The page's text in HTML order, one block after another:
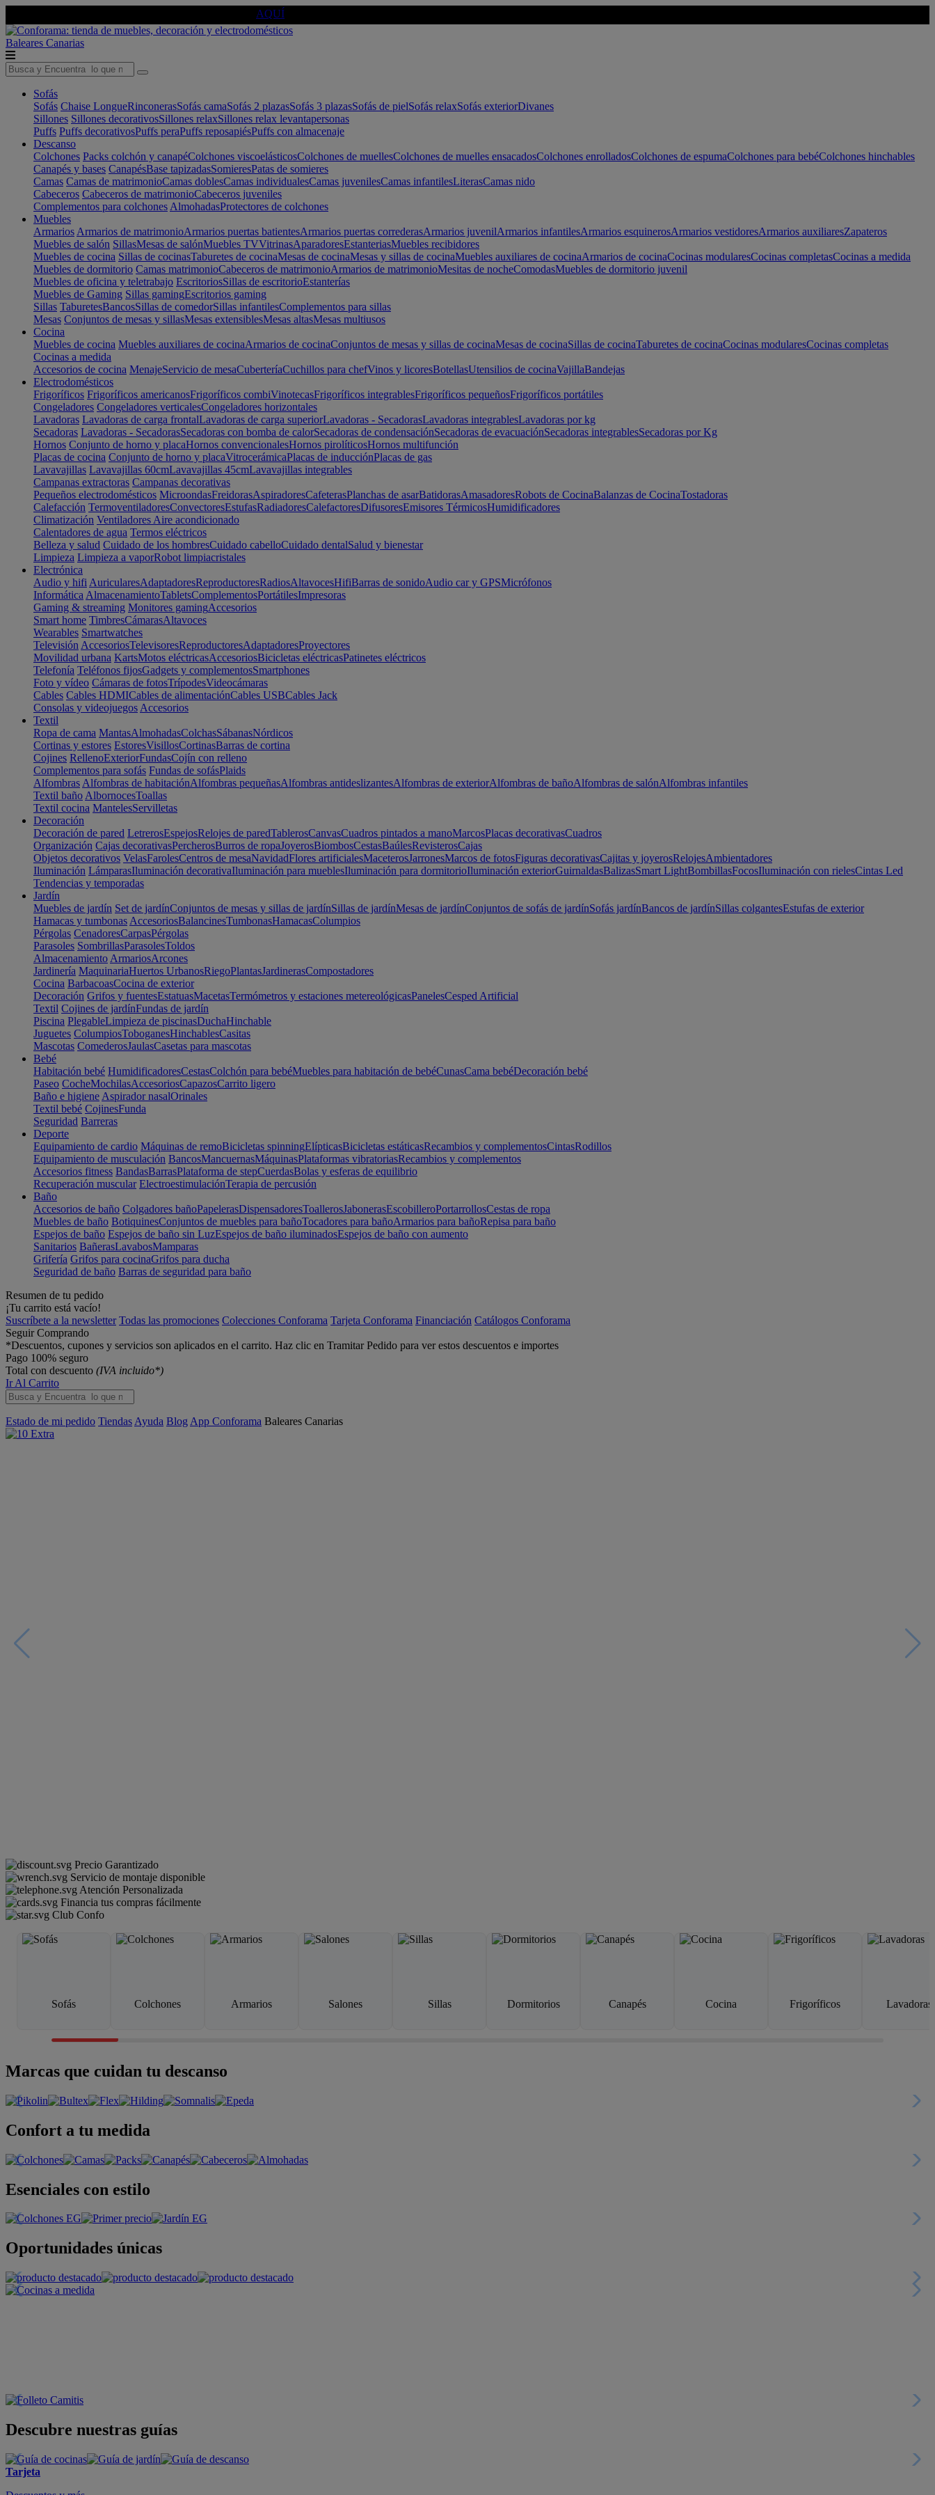
AQUÍ
Baleares Canarias
Sofás
Sofás Chaise LongueRinconerasSofás camaSofás 2 plazasSofás 3 plazasSofás de pielSofás relaxSofás exteriorDivanes
Sillones Sillones decorativosSillones relaxSillones relax levantapersonas
Puffs Puffs decorativosPuffs peraPuffs reposapiésPuffs con almacenaje
Descanso
Colchones Packs colchón y canapéColchones viscoelásticosColchones de muellesColchones de muelles ensacadosColchones enrolladosColchones de espumaColchones para bebéColchones hinchables
Canapés y bases CanapésBase tapizadasSomieresPatas de somieres
Camas Camas de matrimonioCamas doblesCamas individualesCamas juvenilesCamas infantilesLiterasCamas nido
Cabeceros Cabeceros de matrimonioCabeceros juveniles
Complementos para colchones AlmohadasProtectores de colchones
Muebles
Armarios Armarios de matrimonioArmarios puertas batientesArmarios puertas correderasArmarios juvenilArmarios infantilesArmarios esquinerosArmarios vestidoresArmarios auxiliaresZapateros
Muebles de salón SillasMesas de salónMuebles TVVitrinasAparadoresEstanteriasMuebles recibidores
Muebles de cocina Sillas de cocinasTaburetes de cocinaMesas de cocinaMesas y sillas de cocinaMuebles auxiliares de cocinaArmarios de cocinaCocinas modularesCocinas completasCocinas a medida
Muebles de dormitorio Camas matrimonioCabeceros de matrimonioArmarios de matrimonioMesitas de nocheComodasMuebles de dormitorio juvenil
Muebles de oficina y teletrabajo EscritoriosSillas de escritorioEstanterías
Muebles de Gaming Sillas gamingEscritorios gaming
Sillas TaburetesBancosSillas de comedorSillas infantilesComplementos para sillas
Mesas Conjuntos de mesas y sillasMesas extensiblesMesas altasMesas multiusos
Cocina
Muebles de cocina Muebles auxiliares de cocinaArmarios de cocinaConjuntos de mesas y sillas de cocinaMesas de cocinaSillas de cocinaTaburetes de cocinaCocinas modularesCocinas completas
Cocinas a medida
Accesorios de cocina MenajeServicio de mesaCuberteríaCuchillos para chefVinos y licoresBotellasUtensilios de cocinaVajillaBandejas
Electrodomésticos
Frigoríficos Frigoríficos americanosFrigoríficos combiVinotecasFrigoríficos integrablesFrigoríficos pequeñosFrigoríficos portátiles
Congeladores Congeladores verticalesCongeladores horizontales
Lavadoras Lavadoras de carga frontalLavadoras de carga superiorLavadoras - SecadorasLavadoras integrablesLavadoras por kg
Secadoras Lavadoras - SecadorasSecadoras con bomba de calorSecadoras de condensaciónSecadoras de evacuaciónSecadoras integrablesSecadoras por Kg
Hornos Conjunto de horno y placaHornos convencionalesHornos pirolíticosHornos multifunción
Placas de cocina Conjunto de horno y placaVitrocerámicaPlacas de inducciónPlacas de gas
Lavavajillas Lavavajillas 60cmLavavajillas 45cmLavavajillas integrables
Campanas extractoras Campanas decorativas
Pequeños electrodomésticos MicroondasFreidorasAspiradoresCafeterasPlanchas de asarBatidorasAmasadoresRobots de CocinaBalanzas de CocinaTostadoras
Calefacción TermoventiladoresConvectoresEstufasRadiadoresCalefactoresDifusoresEmisores TérmicosHumidificadores
Climatización Ventiladores Aire acondicionado
Calentadores de agua Termos eléctricos
Belleza y salud Cuidado de los hombresCuidado cabelloCuidado dentalSalud y bienestar
Limpieza Limpieza a vaporRobot limpiacristales
Electrónica
Audio y hifi AuricularesAdaptadoresReproductoresRadiosAltavocesHifiBarras de sonidoAudio car y GPSMicrófonos
Informática AlmacenamientoTabletsComplementosPortátilesImpresoras
Gaming & streaming Monitores gamingAccesorios
Smart home TimbresCámarasAltavoces
Wearables Smartwatches
Televisión AccesoriosTelevisoresReproductoresAdaptadoresProyectores
Movilidad urbana KartsMotos eléctricasAccesoriosBicicletas eléctricasPatinetes eléctricos
Telefonía Teléfonos fijosGadgets y complementosSmartphones
Foto y vídeo Cámaras de fotosTrípodesVideocámaras
Cables Cables HDMICables de alimentaciónCables USBCables Jack
Consolas y videojuegos Accesorios
Textil
Ropa de cama MantasAlmohadasColchasSábanasNórdicos
Cortinas y estores EstoresVisillosCortinasBarras de cortina
Cojines RellenoExteriorFundasCojín con relleno
Complementos para sofás Fundas de sofásPlaids
Alfombras Alfombras de habitaciónAlfombras pequeñasAlfombras antideslizantesAlfombras de exteriorAlfombras de bañoAlfombras de salónAlfombras infantiles
Textil baño AlbornocesToallas
Textil cocina MantelesServilletas
Decoración
Decoración de pared LetrerosEspejosRelojes de paredTablerosCanvasCuadros pintados a manoMarcosPlacas decorativasCuadros
Organización Cajas decorativasPercherosBurros de ropaJoyerosBiombosCestasBaúlesRevisterosCajas
Objetos decorativos VelasFarolesCentros de mesaNavidadFlores artificialesMaceterosJarronesMarcos de fotosFiguras decorativasCajitas y joyerosRelojesAmbientadores
Iluminación LámparasIluminación decorativaIluminación para mueblesIluminación para dormitorioIluminación exteriorGuirnaldasBalizasSmart LightBombillasFocosIluminación con rielesCintas Led
Tendencias y temporadas
Jardín
Muebles de jardín Set de jardínConjuntos de mesas y sillas de jardínSillas de jardínMesas de jardínConjuntos de sofás de jardínSofás jardínBancos de jardínSillas colgantesEstufas de exterior
Hamacas y tumbonas AccesoriosBalancinesTumbonasHamacasColumpios
Pérgolas CenadoresCarpasPérgolas
Parasoles SombrillasParasolesToldos
Almacenamiento ArmariosArcones
Jardinería MaquinariaHuertos UrbanosRiegoPlantasJardinerasCompostadores
Cocina BarbacoasCocina de exterior
Decoración Grifos y fuentesEstatuasMacetasTermómetros y estaciones metereológicasPanelesCesped Artificial
Textil Cojines de jardínFundas de jardín
Piscina PlegableLimpieza de piscinasDuchaHinchable
Juguetes ColumpiosToboganesHinchablesCasitas
Mascotas ComederosJaulasCasetas para mascotas
Bebé
Habitación bebé HumidificadoresCestasColchón para bebéMuebles para habitación de bebéCunasCama bebéDecoración bebé
Paseo CocheMochilasAccesoriosCapazosCarrito ligero
Baño e higiene Aspirador nasalOrinales
Textil bebé CojinesFunda
Seguridad Barreras
Deporte
Equipamiento de cardio Máquinas de remoBicicletas spinningElípticasBicicletas estáticasRecambios y complementosCintasRodillos
Equipamiento de musculación BancosMancuernasMáquinasPlataformas vibratoriasRecambios y complementos
Accesorios fitness BandasBarrasPlataforma de stepCuerdasBolas y esferas de equilibrio
Recuperación muscular ElectroestimulaciónTerapia de percusión
Baño
Accesorios de baño Colgadores bañoPapelerasDispensadoresToallerosJabonerasEscobilleroPortarrollosCestas de ropa
Muebles de baño BotiquinesConjuntos de muebles para bañoTocadores para bañoArmarios para bañoRepisa para baño
Espejos de baño Espejos de baño sin LuzEspejos de baño iluminadosEspejos de baño con aumento
Sanitarios BañerasLavabosMamparas
Grifería Grifos para cocinaGrifos para ducha
Seguridad de baño Barras de seguridad para baño
Resumen de tu pedido
¡Tu carrito está vacío!
Suscríbete a la newsletter Todas las promociones Colecciones Conforama Tarjeta Conforama Financiación Catálogos Conforama
Seguir Comprando
*Descuentos, cupones y servicios son aplicados en el carrito. Haz clic en Tramitar Pedido para ver estos descuentos e importes
Pago 100% seguro
Total con descuento (IVA incluido*)
Ir Al Carrito
Estado de mi pedido Tiendas Ayuda Blog App Conforama Baleares Canarias
Precio Garantizado
Servicio de montaje disponible
Atención Personalizada
Financia tus compras fácilmente
Club Confo
Sofás Colchones Armarios Salones Sillas Dormitorios Canapés Cocina Frigoríficos Lavadoras
Marcas que cuidan tu descanso
Confort a tu medida
Esenciales con estilo
Oportunidades únicas
Descubre nuestras guías
Tarjeta